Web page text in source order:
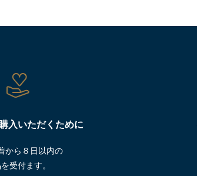
入いただくために
から８日以内の
受付ます。